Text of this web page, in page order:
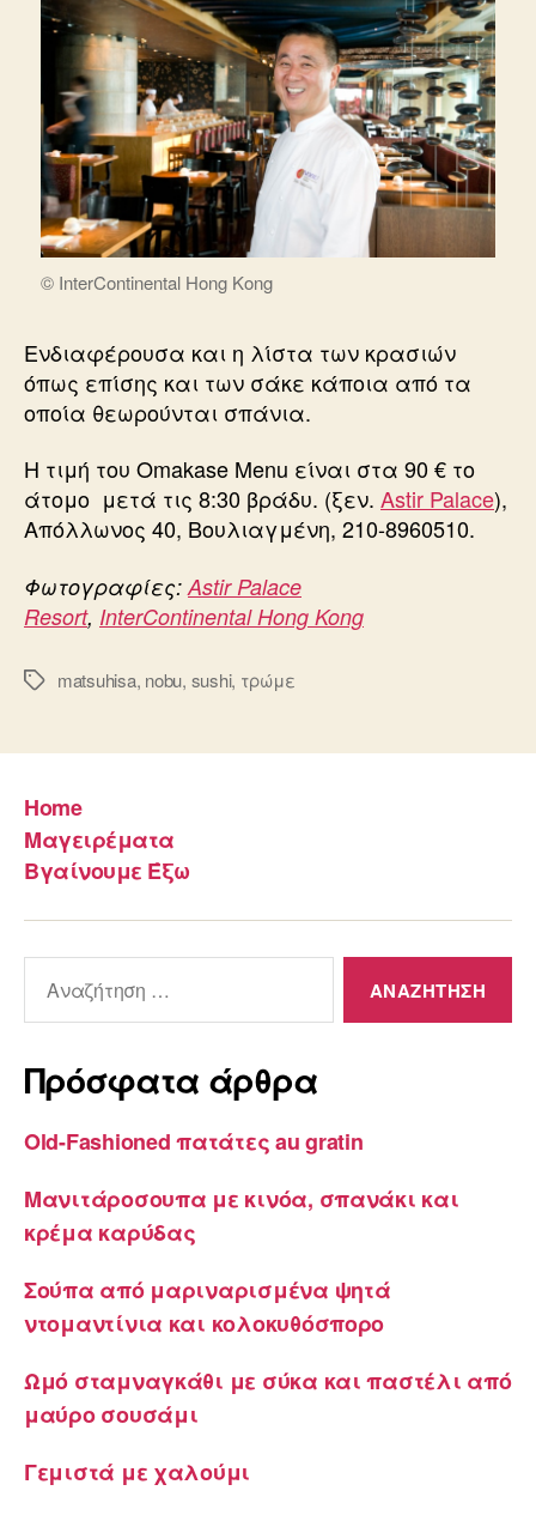
© InterContinental Hong Kong
Ενδιαφέρουσα και η λίστα των κρασιών
όπως επίσης και των σάκε κάποια από τα
οποία θεωρούνται σπάνια.
Η τιμή του Omakase Menu είναι στα 90 € το
άτομο μετά τις 8:30 βράδυ. (ξεν. Astir Palace),
Απόλλωνος 40, Βουλιαγμένη, 210-8960510.
Φωτογραφίες: Astir Palace
Resort, InterContinental Hong Kong
Ετικέτεςmatsuhisa, nobu, sushi, τρώμε
Home
Μαγειρέματα
Βγαίνουμε Έξω
για:
Πρόσφατα άρθρα
Old-Fashioned πατάτες au gratin
Μανιτάροσουπα με κινόα, σπανάκι και
κρέμα καρύδας
Σούπα από μαριναρισμένα ψητά
ντομαντίνια και κολοκυθόσπορο
Ωμό σταμναγκάθι με σύκα και παστέλι από
μαύρο σουσάμι
Γεμιστά με χαλούμι